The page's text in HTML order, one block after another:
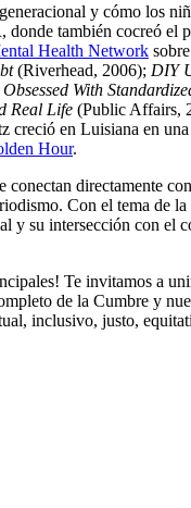
y cómo los
también cocreó
Health Network
(Riverhead, 2006); DIY
With
Real Life (Public Affairs,
creció en Luisiana en
Hour.
directamente
Con el tema de
y su intersección con
Te invitamos a
de la Cumbre y
inclusivo, justo,